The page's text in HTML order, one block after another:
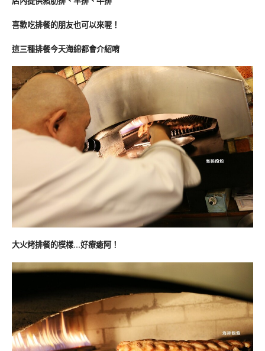
喜歡吃排餐的朋友也可以來喔！
這三種排餐今天海綿都會介紹唷
大火烤排餐的模樣…好療癒阿！